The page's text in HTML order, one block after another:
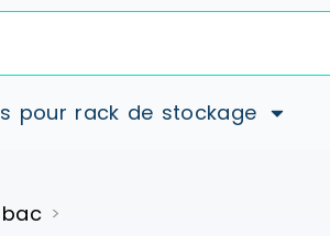
pour rack de stockage
>